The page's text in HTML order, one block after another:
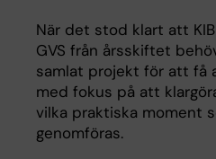
När det stod klart att
GVS från årsskiftet
samlat projekt för att få
med fokus på att
vilka praktiska moment
genomföras.